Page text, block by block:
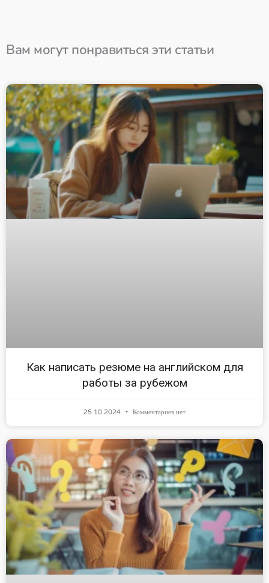
Вам могут понравиться эти статьи
Как написать резюме на английском для
работы за рубежом
25.10.2024 Комментариев нет